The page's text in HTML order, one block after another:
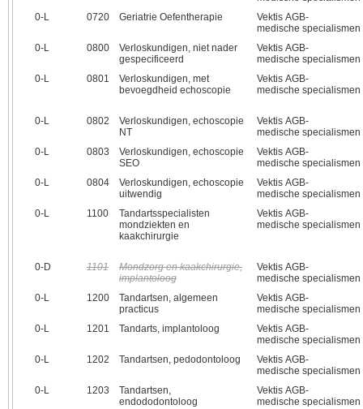
0‑L
0720 Geriatrie Oefentherapie
Vektis AGB-
medische specialismen
0‑L
0800
Verloskundigen, niet nader
gespecificeerd
Vektis AGB-
medische specialismen
0‑L
0801
Verloskundigen, met
bevoegdheid echoscopie
Vektis AGB-
medische specialismen
0‑L 0802
Verloskundigen, echoscopie
NT
Vektis AGB-
medische specialismen
0‑L
0803
Verloskundigen, echoscopie
SEO
Vektis AGB-
medische specialismen
0‑L
0804
Verloskundigen, echoscopie
uitwendig
Vektis AGB-
medische specialismen
0‑L
1100
Tandartsspecialisten
mondziekten en
kaakchirurgie
Vektis AGB-
medische specialismen
0‑D 1101
Mondzorg en kaakchirurgie,
implantoloog
Vektis AGB-
medische specialismen
0‑L
1200
Tandartsen, algemeen
practicus
Vektis AGB-
medische specialismen
0‑L
1201 Tandarts, implantoloog
Vektis AGB-
medische specialismen
0‑L
1202 Tandartsen, pedodontoloog
Vektis AGB-
medische specialismen
0‑L
1203
Tandartsen,
endododontoloog
Vektis AGB-
medische specialismen